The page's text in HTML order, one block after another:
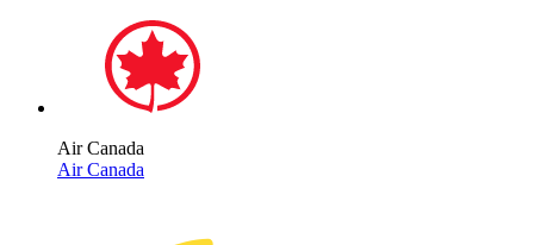
Air Canada
Air Canada